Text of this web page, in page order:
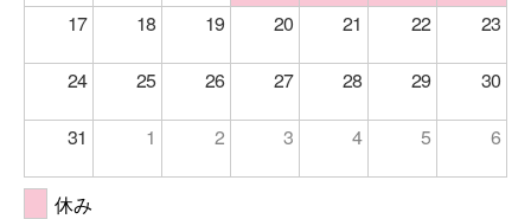
17 18 19 20 21 22 23
24 25 26 27 28 29 30
31 1 2 3 4 5 6
休み